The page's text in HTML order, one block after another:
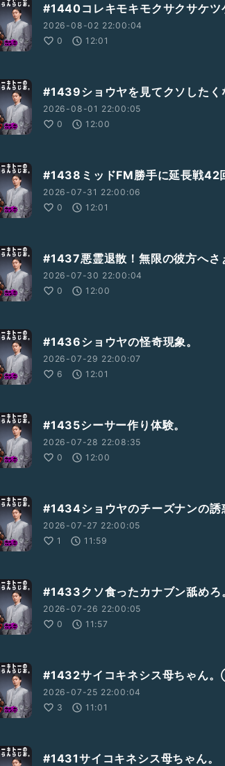
#1440コレキモキモクサクサケツ
2026-08-02 22:00:04
0
12:01
#1439ショウヤを見てクソしたく
2026-08-01 22:00:05
0
12:00
#1438ミッドFM勝手に延長戦42
2026-07-31 22:00:06
0
12:01
#1437悪霊退散！無限の彼方へさ
2026-07-30 22:00:04
0
12:00
#1436ショウヤの怪奇現象。
2026-07-29 22:00:07
6
12:01
#1435シーサー作り体験。
2026-07-28 22:08:35
0
12:00
#1434ショウヤのチーズナンの誘
2026-07-27 22:00:05
1
11:59
#1433クソ食ったカナブン舐めろ
2026-07-26 22:00:05
0
11:57
#1432サイコキネシス母ちゃん
2026-07-25 22:00:04
3
11:01
#1431サイコキネシス母ちゃん。